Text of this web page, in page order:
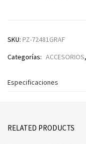
SKU: PZ-72481GRAF
Categorías: ACCESORIOS,
Especificaciones
RELATED PRODUCTS